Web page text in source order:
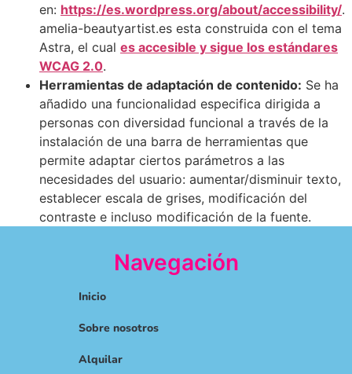
en: https://es.wordpress.org/about/accessibility/.
amelia-beautyartist.es esta construida con el tema
Astra, el cual es accesible y sigue los estándares
WCAG 2.0.
Herramientas de adaptación de contenido: Se ha
añadido una funcionalidad especifica dirigida a
personas con diversidad funcional a través de la
instalación de una barra de herramientas que
permite adaptar ciertos parámetros a las
necesidades del usuario: aumentar/disminuir texto,
establecer escala de grises, modificación del
contraste e incluso modificación de la fuente.
Navegación
Inicio
Sobre nosotros
Alquilar